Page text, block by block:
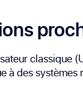
classique
à des systèmes